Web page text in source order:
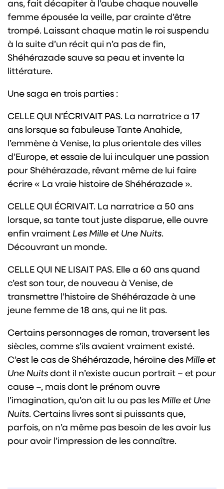
ans, fait décapiter à l’aube chaque nouvelle
femme épousée la veille, par crainte d’être
trompé. Laissant chaque matin le roi suspendu
à la suite d’un récit qui n’a pas de fin,
Shéhérazade sauve sa peau et invente la
littérature.
Une saga en trois parties :
CELLE QUI N’ÉCRIVAIT PAS. La narratrice a 17
ans lorsque sa fabuleuse Tante Anahide,
l’emmène à Venise, la plus orientale des villes
d’Europe, et essaie de lui inculquer une passion
pour Shéhérazade, rêvant même de lui faire
écrire « La vraie histoire de Shéhérazade ».
CELLE QUI ÉCRIVAIT. La narratrice a 50 ans
lorsque, sa tante tout juste disparue, elle ouvre
enfin vraimentLes Mille et Une Nuits.
Découvrant un monde.
CELLE QUI NE LISAIT PAS. Elle a 60 ans quand
c’est son tour, de nouveau à Venise, de
transmettre l’histoire de Shéhérazade à une
jeune femme de 18 ans, qui ne lit pas.
Certains personnages de roman, traversent les
siècles, comme s’ils avaient vraiment existé.
C’est le cas de Shéhérazade, héroïne desMille et
Une Nuitsdont il n’existe aucun portrait – et pour
cause –, mais dont le prénom ouvre
l’imagination, qu’on ait lu ou pas lesMille et Une
Nuits. Certains livres sont si puissants que,
parfois, on n’a même pas besoin de les avoir lus
pour avoir l’impression de les connaître.